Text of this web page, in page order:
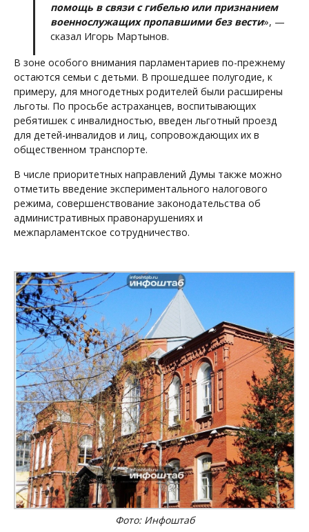
помощь в связи с гибелью или признанием
военнослужащих пропавшими без вести», —
сказал Игорь Мартынов.
В зоне особого внимания парламентариев по-прежнему
остаются семьи с детьми. В прошедшее полугодие, к
примеру, для многодетных родителей были расширены
льготы. По просьбе астраханцев, воспитывающих
ребятишек с инвалидностью, введен льготный проезд
для детей-инвалидов и лиц, сопровождающих их в
общественном транспорте.
В числе приоритетных направлений Думы также можно
отметить введение экспериментального налогового
режима, совершенствование законодательства об
административных правонарушениях и
межпарламентское сотрудничество.
Фото: Инфоштаб